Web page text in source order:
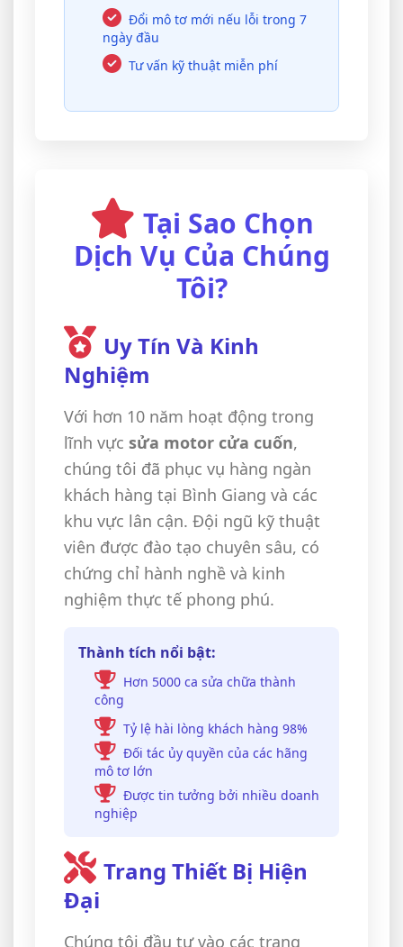
Đổi mô tơ mới nếu lỗi trong 7
ngày đầu
Tư vấn kỹ thuật miễn phí
Tại Sao Chọn
Dịch Vụ Của Chúng
Tôi?
Uy Tín Và Kinh
Nghiệm
Với hơn 10 năm hoạt động trong
lĩnh vực sửa motor cửa cuốn,
chúng tôi đã phục vụ hàng ngàn
khách hàng tại Bình Giang và các
khu vực lân cận. Đội ngũ kỹ thuật
viên được đào tạo chuyên sâu, có
chứng chỉ hành nghề và kinh
nghiệm thực tế phong phú.
Thành tích nổi bật:
Hơn 5000 ca sửa chữa thành
công
Tỷ lệ hài lòng khách hàng 98%
Đối tác ủy quyền của các hãng
mô tơ lớn
Được tin tưởng bởi nhiều doanh
nghiệp
Trang Thiết Bị Hiện
Đại
Chúng tôi đầu tư vào các trang